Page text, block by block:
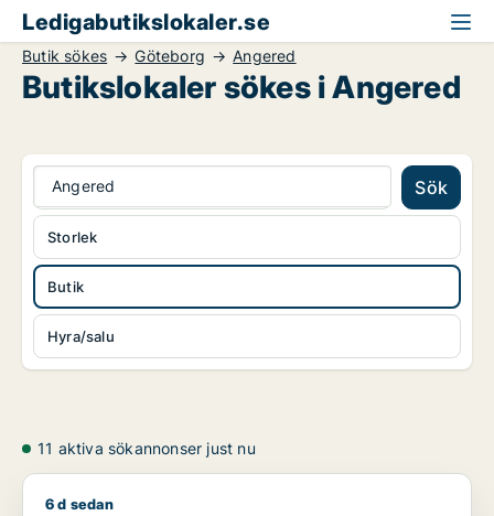
Ledigabutikslokaler.se
Butik sökes Göteborg Angered
Butikslokaler sökes i Angered
Angered Sök
Butik
Hyra/salu
Storlek
11 aktiva sökannonser just nu
Wanaag söker butik eller restauranglokal för uthyrning i
6 d sedan